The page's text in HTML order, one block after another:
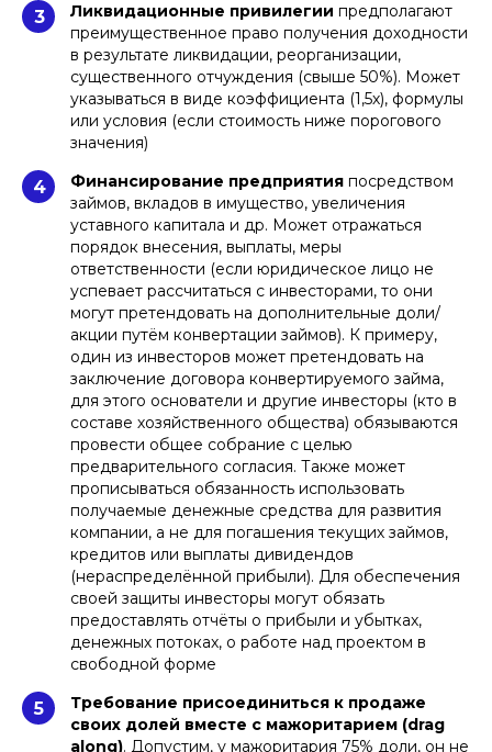
3 Ликвидационные привилегии предполагают
преимущественное право получения доходности
в результате ликвидации, реорганизации,
существенного отчуждения (свыше 50%). Может
указываться в виде коэффициента (1,5х), формулы
или условия (если стоимость ниже порогового
значения)
4 Финансирование предприятия посредством
займов, вкладов в имущество, увеличения
уставного капитала и др. Может отражаться
порядок внесения, выплаты, меры
ответственности (если юридическое лицо не
успевает рассчитаться с инвесторами, то они
могут претендовать на дополнительные доли/
акции путём конвертации займов). К примеру,
один из инвесторов может претендовать на
заключение договора конвертируемого займа,
для этого основатели и другие инвесторы (кто в
составе хозяйственного общества) обязываются
провести общее собрание с целью
предварительного согласия. Также может
прописываться обязанность использовать
получаемые денежные средства для развития
компании, а не для погашения текущих займов,
кредитов или выплаты дивидендов
(нераспределённой прибыли). Для обеспечения
своей защиты инвесторы могут обязать
предоставлять отчёты о прибыли и убытках,
денежных потоках, о работе над проектом в
свободной форме
5
Требование присоединиться к продаже
своих долей вместе с мажоритарием (drag
along). Допустим, у мажоритария 75% доли, он не